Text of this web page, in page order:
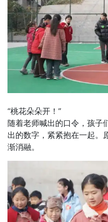
“桃花朵朵开！”
随着老师喊出的口令，孩子
出的数字，紧紧抱在一起。
渐消融。